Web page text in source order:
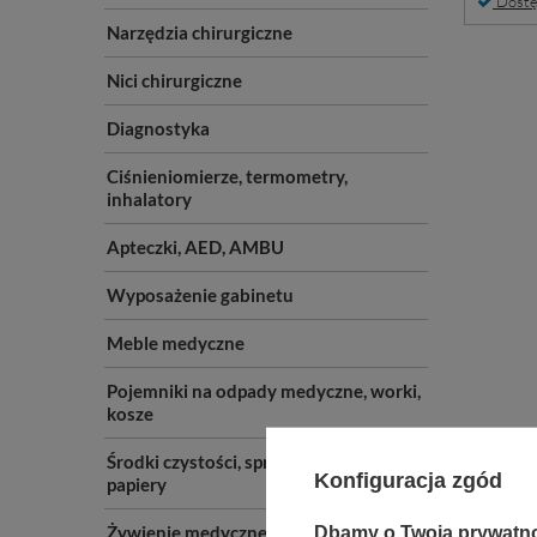
Narzędzia chirurgiczne
Nici chirurgiczne
Diagnostyka
Ciśnieniomierze, termometry,
inhalatory
Apteczki, AED, AMBU
Wyposażenie gabinetu
Meble medyczne
Pojemniki na odpady medyczne, worki,
kosze
Środki czystości, sprzęt do sprzątania,
papiery
Żywienie medyczne
Konfiguracja zgód
Dbamy o Twoją